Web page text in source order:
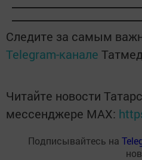
Следите за самым
Telegram-канале
Читайте новости
мессенджере MАХ:
Подписывайтесь на